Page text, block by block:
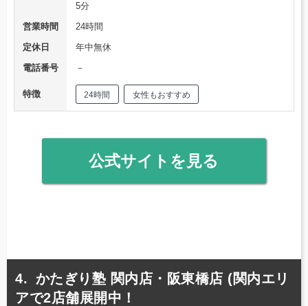
5分
営業時間
24時間
定休日
年中無休
電話番号
－
特徴 24時間 女性もおすすめ
公式サイトを見る
かたぎり塾 関内店・阪東橋店 (関内エリ
アで2店舗展開中！